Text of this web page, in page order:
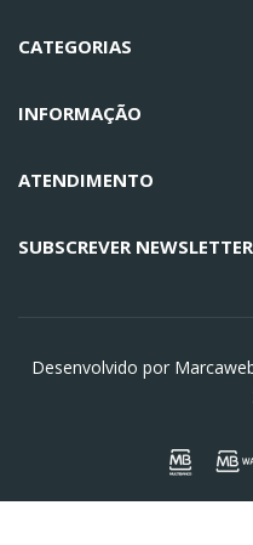
CATEGORIAS
INFORMAÇÃO
ATENDIMENTO
SUBSCREVER NEWSLETTER
Desenvolvido por